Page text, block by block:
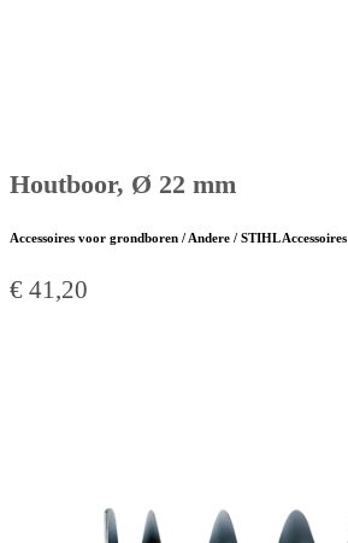
Houtboor, Ø 22 mm
Accessoires voor grondboren / Andere / STIHL Accessoires
€ 41,20